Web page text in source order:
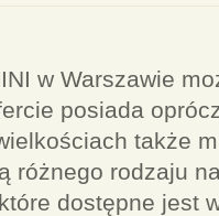
w Warszawie
posiada
także
różnego rodzaju
dostępne jest